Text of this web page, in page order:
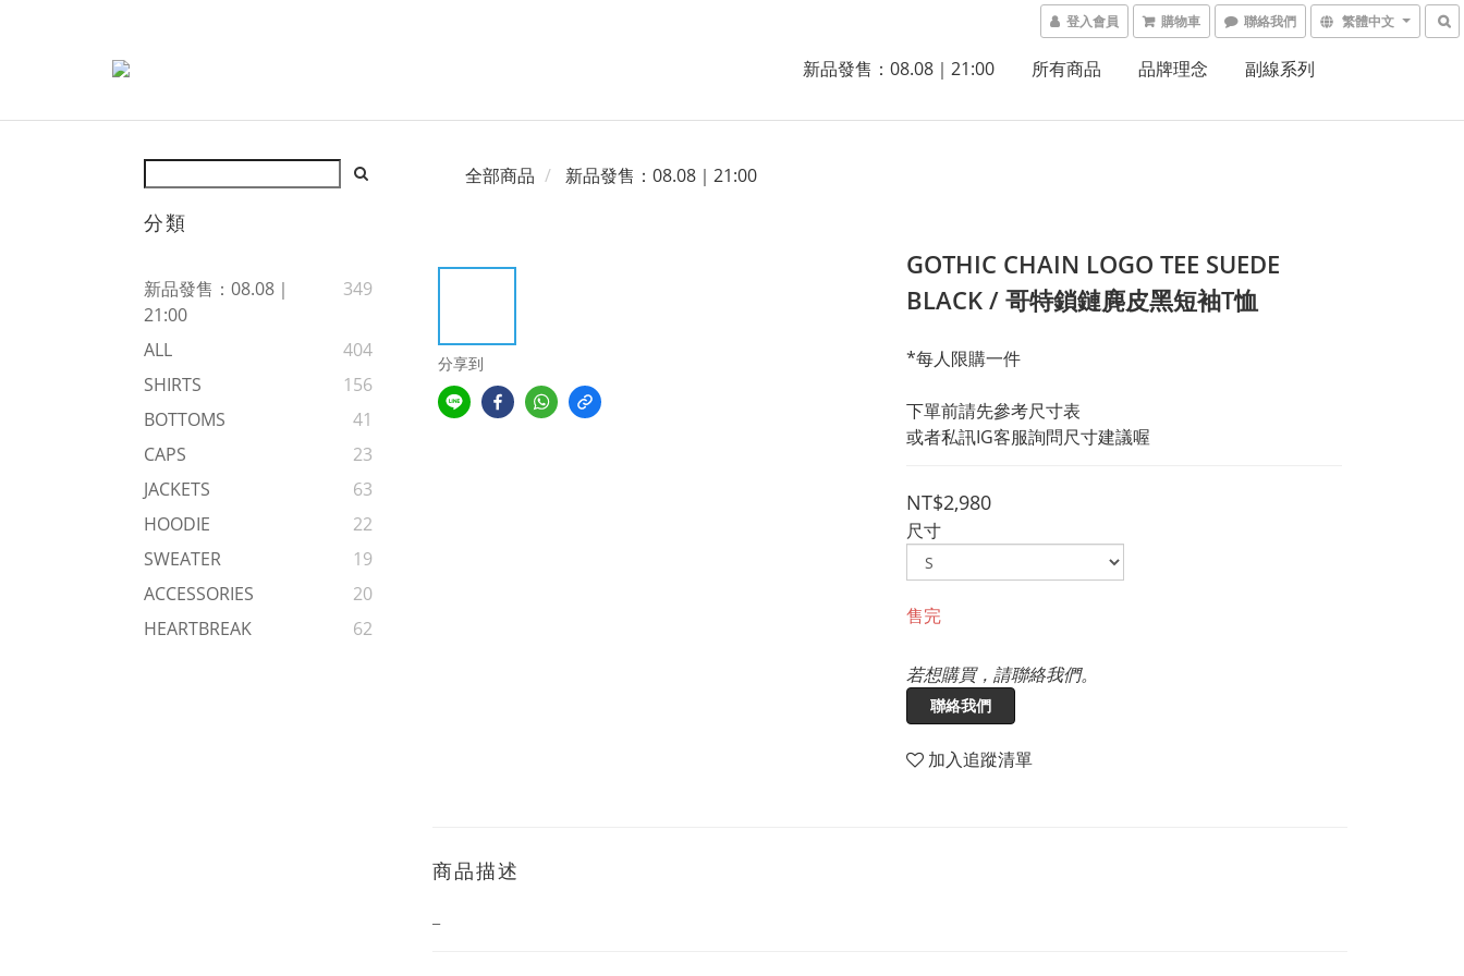
登入會員 購物車 聯絡我們 繁體中文
新品發售：08.08｜21:00 所有商品 品牌理念 副線系列
分類
新品發售：08.08｜
21:00
349
ALL
404
SHIRTS
156
BOTTOMS
41
CAPS
23
JACKETS
63
HOODIE
22
SWEATER
19
ACCESSORIES
20
HEARTBREAK
62
全部商品 新品發售：08.08｜21:00
分享到
GOTHIC CHAIN LOGO TEE SUEDE
BLACK / 哥特鎖鏈麂皮黑短袖T恤
*每人限購一件
下單前請先參考尺寸表
或者私訊IG客服詢問尺寸建議喔
NT$2,980
尺寸
售完
若想購買，請聯絡我們。
聯絡我們
加入追蹤清單
商品描述